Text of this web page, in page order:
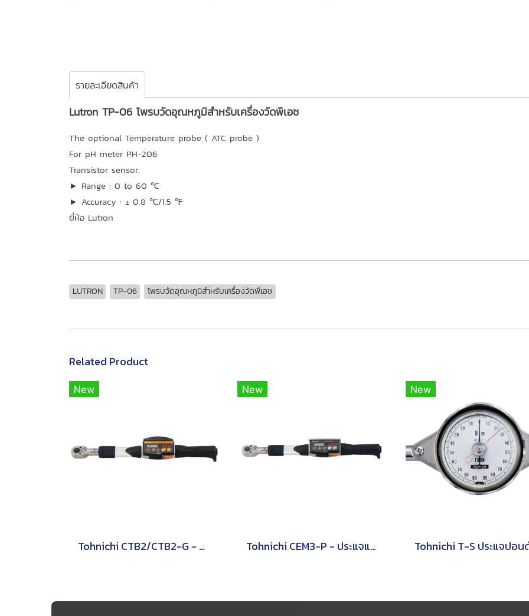
รายละเอียดสินค้า
Lutron TP-06 โพรบวัดอุณหภูมิสำหรับเครื่องวัดพีเอช
The optional Temperature probe ( ATC probe )
For pH meter PH-206
Transistor sensor.
► Range : 0 to 60 ℃
► Accuracy : ± 0.8 ℃/1.5 ℉
ยี่ห้อ Lutron
LUTRON TP-06 โพรบวัดอุณหภูมิสำหรับเครื่องวัดพีเอช
Related Product
New
Tohnichi CTB2/CTB2-G - ประแจปอนด์แบบดิจิทัล
New
Tohnichi CEM3-P - ประแจแรงบิดดิจิตอลชนิดหัวเปลี่ยนได้
New